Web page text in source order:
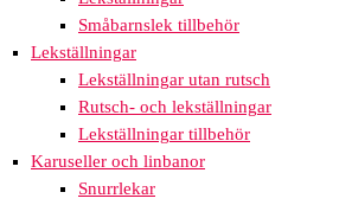
Småbarnslek tillbehör
Lekställningar
Lekställningar utan rutsch
Rutsch- och lekställningar
Lekställningar tillbehör
Karuseller och linbanor
Snurrlekar